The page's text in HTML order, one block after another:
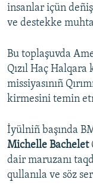
insanlar içün
ve destekke
Bu toplaşuvda
Qızıl Haç
missiyasınıñ
kirmesini temin
İyülniñ başında
Michelle Bachelet
dair maruzanı
qullanıla ve söz